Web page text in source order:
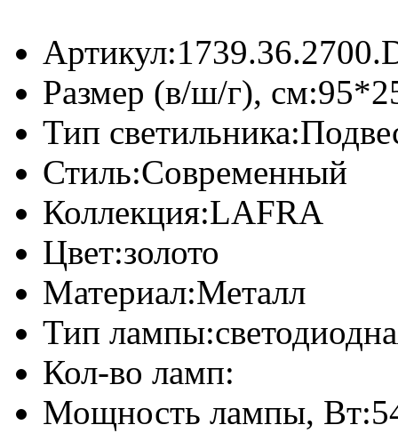
Артикул:
Размер (в/ш/г), см:
Тип светильника:
Стиль:Современный
Коллекция:LAFRA
Цвет:золото
Материал:Металл
Тип лампы:
Кол-во ламп:
Мощность лампы, Вт: